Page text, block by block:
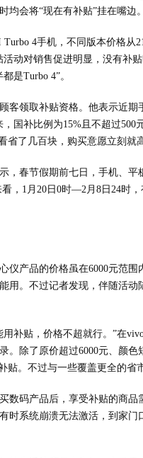
会将“现在有补贴”挂在嘴边。
4手机，不同版本价格从
动对销售促进明显，没有补
是Turbo 4”。
客领取补贴资格。他表示近期
国补比例为15%且不超过500
省了几百块，购买意愿立刻就
，春节假期前七日，手机、平
，1月20日0时—2月8日24时，
仪产品的价格虽在6000元范围
用。不过记者发现，伴随活动
补贴，价格不超就行。”在
。除了原价超过6000元、颜色
贴。不过与一些覆盖更全的省
数码产品后，享受补贴的商品
时系统崩溃无法激活，到家门